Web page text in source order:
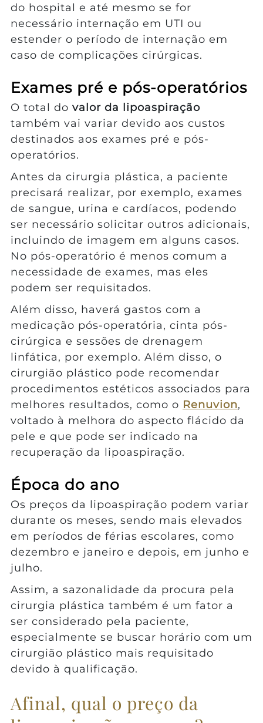
do hospital e até mesmo se for
necessário internação em UTI ou
estender o período de internação em
caso de complicações cirúrgicas.
Exames pré e pós-operatórios
O total do valor da lipoaspiração
também vai variar devido aos custos
destinados aos exames pré e pós-
operatórios.
Antes da cirurgia plástica, a paciente
precisará realizar, por exemplo, exames
de sangue, urina e cardíacos, podendo
ser necessário solicitar outros adicionais,
incluindo de imagem em alguns casos.
No pós-operatório é menos comum a
necessidade de exames, mas eles
podem ser requisitados.
Além disso, haverá gastos com a
medicação pós-operatória, cinta pós-
cirúrgica e sessões de drenagem
linfática, por exemplo. Além disso, o
cirurgião plástico pode recomendar
procedimentos estéticos associados para
melhores resultados, como o Renuvion,
voltado à melhora do aspecto flácido da
pele e que pode ser indicado na
recuperação da lipoaspiração.
Época do ano
Os preços da lipoaspiração podem variar
durante os meses, sendo mais elevados
em períodos de férias escolares, como
dezembro e janeiro e depois, em junho e
julho.
Assim, a sazonalidade da procura pela
cirurgia plástica também é um fator a
ser considerado pela paciente,
especialmente se buscar horário com um
cirurgião plástico mais requisitado
devido à qualificação.
Afinal, qual o preço da